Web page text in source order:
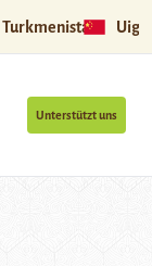
Turkmenistan
Unterstützt uns